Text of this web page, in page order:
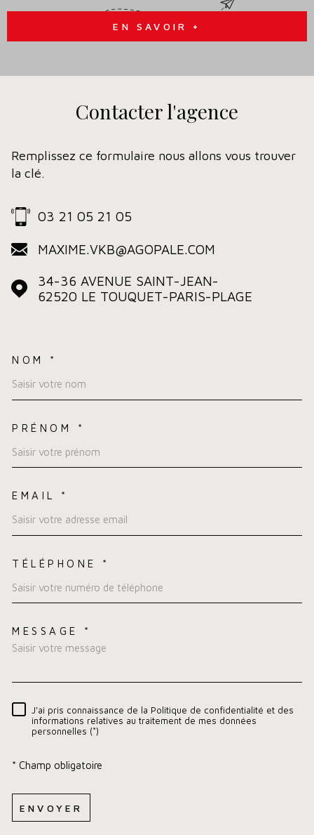
EN SAVOIR +
Contacterl'agence
Remplissez ce formulaire nous allons vous trouver
la clé.
03 21 05 21 05
MAXIME.VKB@AGOPALE.COM
34-36 AVENUE SAINT-JEAN-
62520
LE TOUQUET-PARIS-PLAGE
NOM *
PRÉNOM *
EMAIL *
TÉLÉPHONE *
MESSAGE *
RÈGLEMENTATION
J'ai pris connaissance de la Politique de confidentialité et des
informations relatives au traitement de mes données
personnelles (*)
* Champ obligatoire
ENVOYER